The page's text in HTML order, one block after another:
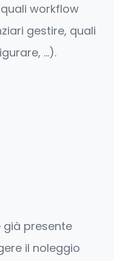
workflow
gestire, quali
…).
già presente
il noleggio